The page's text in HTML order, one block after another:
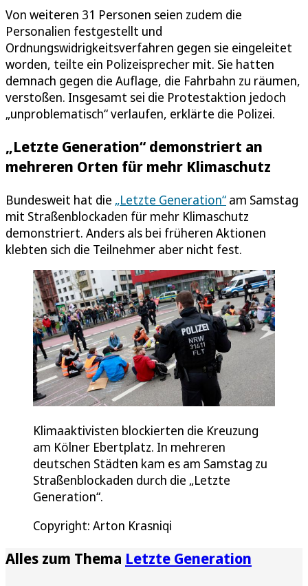
Von weiteren 31 Personen seien zudem die
Personalien festgestellt und
Ordnungswidrigkeitsverfahren gegen sie eingeleitet
worden, teilte ein Polizeisprecher mit. Sie hatten
demnach gegen die Auflage, die Fahrbahn zu räumen,
verstoßen. Insgesamt sei die Protestaktion jedoch
„unproblematisch“ verlaufen, erklärte die Polizei.
„Letzte Generation“ demonstriert an
mehreren Orten für mehr Klimaschutz
Bundesweit hat die „Letzte Generation“ am Samstag
mit Straßenblockaden für mehr Klimaschutz
demonstriert. Anders als bei früheren Aktionen
klebten sich die Teilnehmer aber nicht fest.
Klimaaktivisten blockierten die Kreuzung
am Kölner Ebertplatz. In mehreren
deutschen Städten kam es am Samstag zu
Straßenblockaden durch die „Letzte
Generation“.
Copyright: Arton Krasniqi
Alles zum Thema Letzte Generation